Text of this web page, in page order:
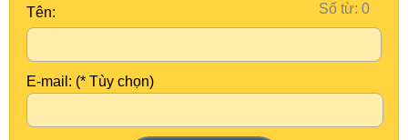
Số từ:
Tên:
E-mail: (* Tùy chọn)